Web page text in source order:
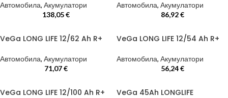
Автомобила, Акумулатори
138,05€
Автомобила, Акумулатори
86,92€
VeGa LONG LIFE 12/62 Ah R+
Автомобила, Акумулатори
71,07€
VeGa LONG LIFE 12/54 Ah R+
Автомобила, Акумулатори
56,24€
VeGa LONG LIFE 12/100 Ah R+ VeGa 45Ah LONGLIFE